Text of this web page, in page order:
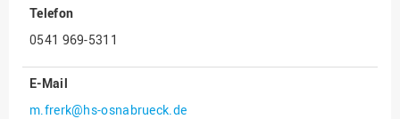
Marketing
LearningCenter
Nachhaltigkeit
Personal
Telefon
0541 969-5311
E-Mail
m.frerk@hs-osnabrueck.de